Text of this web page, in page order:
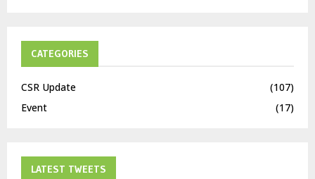
CATEGORIES
CSR Update
(107)
Event
(17)
LATEST TWEETS